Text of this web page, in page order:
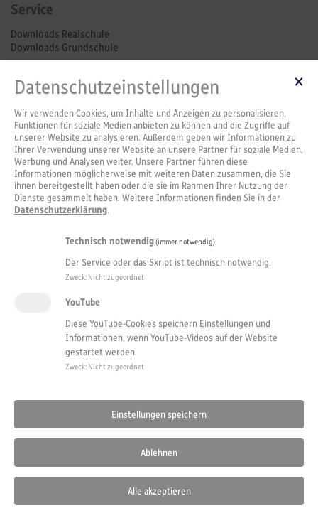
Service
Downloads Realschule
Downloads Grundschule
Partner / Kooperationen
Impressum
Datenschutzeinstellungen
Wir verwenden Cookies, um Inhalte und Anzeigen zu personalisieren,
Funktionen für soziale Medien anbieten zu können und die Zugriffe auf
unserer Website zu analysieren. Außerdem geben wir Informationen zu
Ihrer Verwendung unserer Website an unsere Partner für soziale Medien,
Werbung und Analysen weiter. Unsere Partner führen diese
Informationen möglicherweise mit weiteren Daten zusammen, die Sie
ihnen bereitgestellt haben oder die sie im Rahmen Ihrer Nutzung der
Dienste gesammelt haben. Weitere Informationen finden Sie in der
Datenschutzerklärung.
Technisch notwendig(immer notwendig)
Der Service oder das Skript ist technisch notwendig.
Zweck: Nicht zugeordnet
YouTube
Diese YouTube-Cookies speichern Einstellungen und
Informationen, wenn YouTube-Videos auf der Website
gestartet werden.
Zweck: Nicht zugeordnet
Ablehnen
Einstellungen speichern
Alle akzeptieren